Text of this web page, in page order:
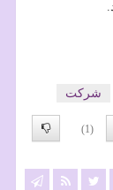
شركت
(1)